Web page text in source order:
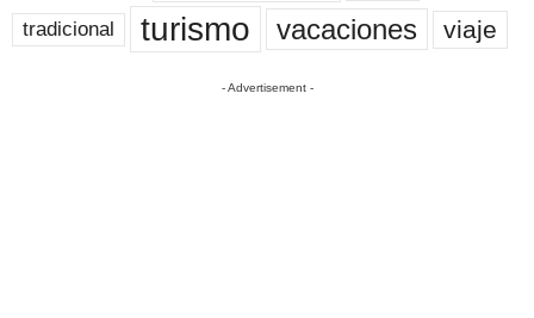
tradicional turismo vacaciones viaje
- Advertisement -